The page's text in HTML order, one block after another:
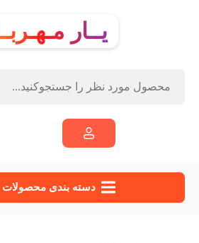
یــار
دسته‌ بندی محصولات